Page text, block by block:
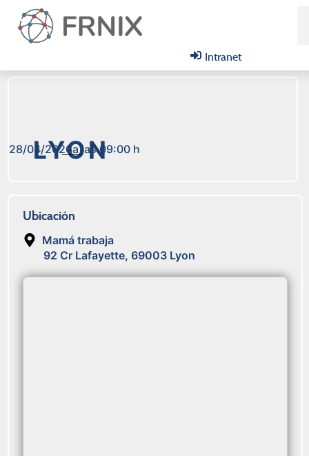
Intranet
LYON
28/04/2026a las 09:00 h
Ubicación
Mamá trabaja
92 Cr Lafayette, 69003 Lyon